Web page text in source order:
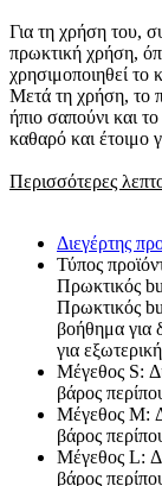
Για τη χρήση του,
πρωκτική χρήση,
χρησιμοποιηθεί
Μετά τη χρήση, το
ήπιο σαπούνι και
καθαρό και έτοιμο
Περισσότερες
Διεγέρτης
Τύπος
Πρωκτικός
Πρωκτικός
βοήθημα για
για
Μέγεθος S:
βάρος
Μέγεθος M:
βάρος
Μέγεθος L:
βάρος